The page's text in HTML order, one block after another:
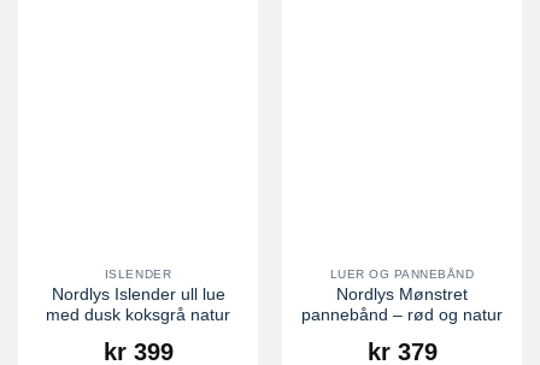
ISLENDER
Nordlys Islender ull lue
med dusk koksgrå natur
kr399
LUER OG PANNEBÅND
Nordlys Mønstret
pannebånd – rød og natur
kr379